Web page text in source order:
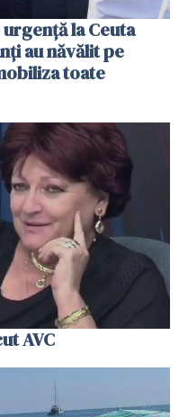
la Ceuta
au năvălit pe
toate
AVC